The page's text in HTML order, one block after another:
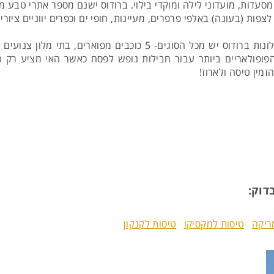
מועדוני לילה ומוקדי בילוי. ברודוס ישנם מספר אתרי טבע
(בעונה) באלפי פרפרים, מעיינות, חופי ים וכפרים יווניים
וחדרי אירוח. באתר שלנו תוכלו למצוא מבחר רב של
הפופולאריים ביותר עבור חבילות נופש לפסח כאשר האי מציע
טיסה ולארוז!
טיסות למקסיקו טיסות לקנקון